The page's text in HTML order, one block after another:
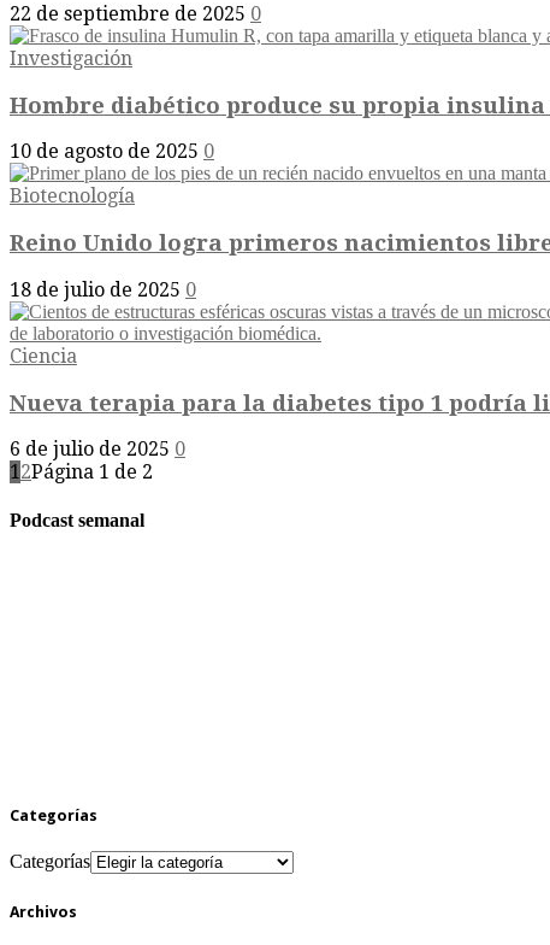
22 de septiembre de 2025 0
Investigación
Hombre diabético produce su propia
10 de agosto de 2025 0
Biotecnología
Reino Unido logra primeros nacimientos
18 de julio de 2025 0
Ciencia
Nueva terapia para la diabetes tipo 1 podría
6 de julio de 2025 0
12Página 1 de 2
Podcast semanal
Categorías
Categorías
Archivos